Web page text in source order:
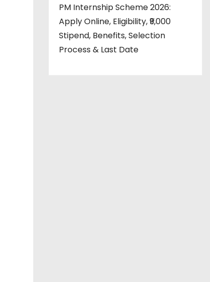
PM Internship Scheme 2026:
Apply Online, Eligibility, ₹9,000
Stipend, Benefits, Selection
Process & Last Date